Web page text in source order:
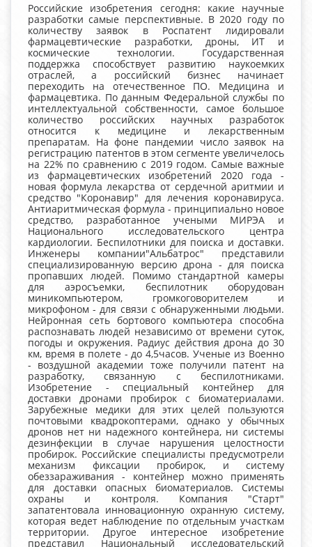
Российские изобретения сегодня: какие научные
разработки самые перспективные. В 2020 году по
количеству заявок в Роспатент лидировали
фармацевтические разработки, дроны, ИТ и
космические технологии. Государственная
поддержка способствует развитию наукоемких
отраслей, а российский бизнес начинает
переходить на отечественное ПО. Медицина и
фармацевтика. По данным Федеральной службы по
интеллектуальной собственности, самое большое
количество российских научных разработок
относится к медицине и лекарственным
препаратам. На фоне пандемии число заявок на
регистрацию патентов в этом сегменте увеличелось
на 22% по сравнению с 2019 годом. Самые важные
из фармацевтических изобретений 2020 года -
новая формула лекарства от сердечной аритмии и
средство "Коронавир" для лечения коронавируса.
Антиаритмическая формула - принципиально новое
средство, разработанное учеными МИРЭА и
Национального исследовательского центра
кардиологии. Беспилотники для поиска и доставки.
Инженеры компании"Альбатрос" представили
специализированную версию дрона - для поиска
пропавших людей. Помимо стандартной камеры
для аэросъемки, беспилотник оборудован
миникомпьютером, громкоговорителем и
микрофоном - для связи с обнаруженными людьми.
Нейронная сеть бортового компьютера способна
распознавать людей независимо от времени суток,
погоды и окружения. Радиус действия дрона до 30
км, время в полете - до 4,5часов. Ученые из Военно
- воздушной академии тоже получили патент на
разработку, связанную с беспилотниками.
Изобретение - специальный контейнер для
доставки дронами пробирок с биоматериалами.
Зарубежные медики для этих целей пользуются
почтовыми квадрокоптерами, однако у обычных
дронов нет ни надежного контейнера, ни системы
дезинфекции в случае нарушения целостности
пробирок. Российские специалисты предусмотрели
механизм фиксации пробирок, и систему
обеззараживания - контейнер можно применять
для доставки опасных биоматериалов. Системы
охраны и контроля. Компания "Старт"
запатентовала инновационную охранную систему,
которая ведет наблюдение по отдельным участкам
территории. Другое интересное изобретение
представил Национальный исследовательский